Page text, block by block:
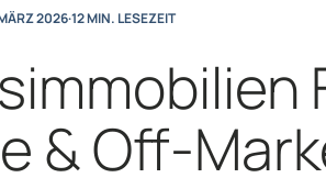
2026·12 MIN. LESEZEIT
& Off-